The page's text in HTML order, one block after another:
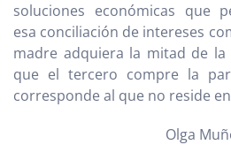
soluciones económicas que
esa conciliación de intereses
madre adquiera la mitad de
que el tercero compre la
corresponde al que no reside
Olga